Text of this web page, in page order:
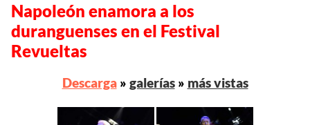
Napoleón enamora a los
duranguenses en el Festival
Revueltas
Descarga» galerías» más vistas